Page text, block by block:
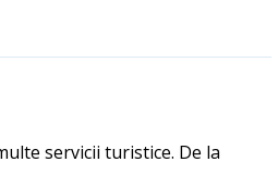
servicii turistice. De la